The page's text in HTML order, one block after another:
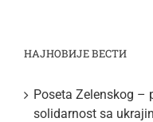
НАЈНОВИЈЕ ВЕСТИ
Poseta Zelenskog –
solidarnost sa